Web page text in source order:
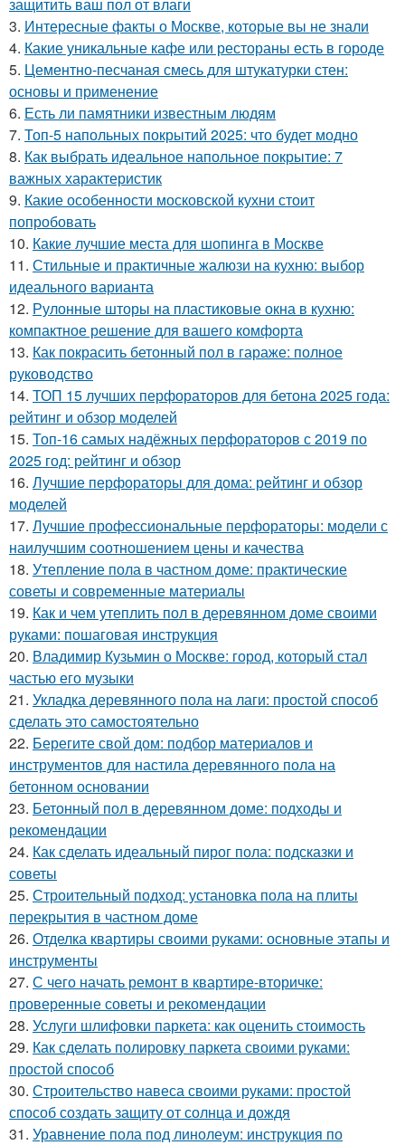
защитить ваш пол от влаги
3. Интересные факты о Москве, которые вы не знали
4. Какие уникальные кафе или рестораны есть в городе
5. Цементно-песчаная смесь для штукатурки стен:
основы и применение
6. Есть ли памятники известным людям
7. Топ-5 напольных покрытий 2025: что будет модно
8. Как выбрать идеальное напольное покрытие: 7
важных характеристик
9. Какие особенности московской кухни стоит
попробовать
10. Какие лучшие места для шопинга в Москве
11. Стильные и практичные жалюзи на кухню: выбор
идеального варианта
12. Рулонные шторы на пластиковые окна в кухню:
компактное решение для вашего комфорта
13. Как покрасить бетонный пол в гараже: полное
руководство
14. ТОП 15 лучших перфораторов для бетона 2025 года:
рейтинг и обзор моделей
15. Топ-16 самых надёжных перфораторов с 2019 по
2025 год: рейтинг и обзор
16. Лучшие перфораторы для дома: рейтинг и обзор
моделей
17. Лучшие профессиональные перфораторы: модели с
наилучшим соотношением цены и качества
18. Утепление пола в частном доме: практические
советы и современные материалы
19. Как и чем утеплить пол в деревянном доме своими
руками: пошаговая инструкция
20. Владимир Кузьмин о Москве: город, который стал
частью его музыки
21. Укладка деревянного пола на лаги: простой способ
сделать это самостоятельно
22. Берегите свой дом: подбор материалов и
инструментов для настила деревянного пола на
бетонном основании
23. Бетонный пол в деревянном доме: подходы и
рекомендации
24. Как сделать идеальный пирог пола: подсказки и
советы
25. Строительный подход: установка пола на плиты
перекрытия в частном доме
26. Отделка квартиры своими руками: основные этапы и
инструменты
27. С чего начать ремонт в квартире-вторичке:
проверенные советы и рекомендации
28. Услуги шлифовки паркета: как оценить стоимость
29. Как сделать полировку паркета своими руками:
простой способ
30. Строительство навеса своими руками: простой
способ создать защиту от солнца и дождя
31. Уравнение пола под линолеум: инструкция по